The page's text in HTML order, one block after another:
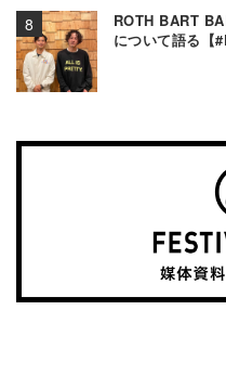
ROTH BART
について語る【